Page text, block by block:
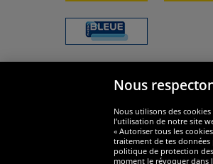
Nous
Nous utilisons des
l’utilisation de notre site
« Autoriser tous les
traitement de tes données
politique de protection
moment le révoquer dans